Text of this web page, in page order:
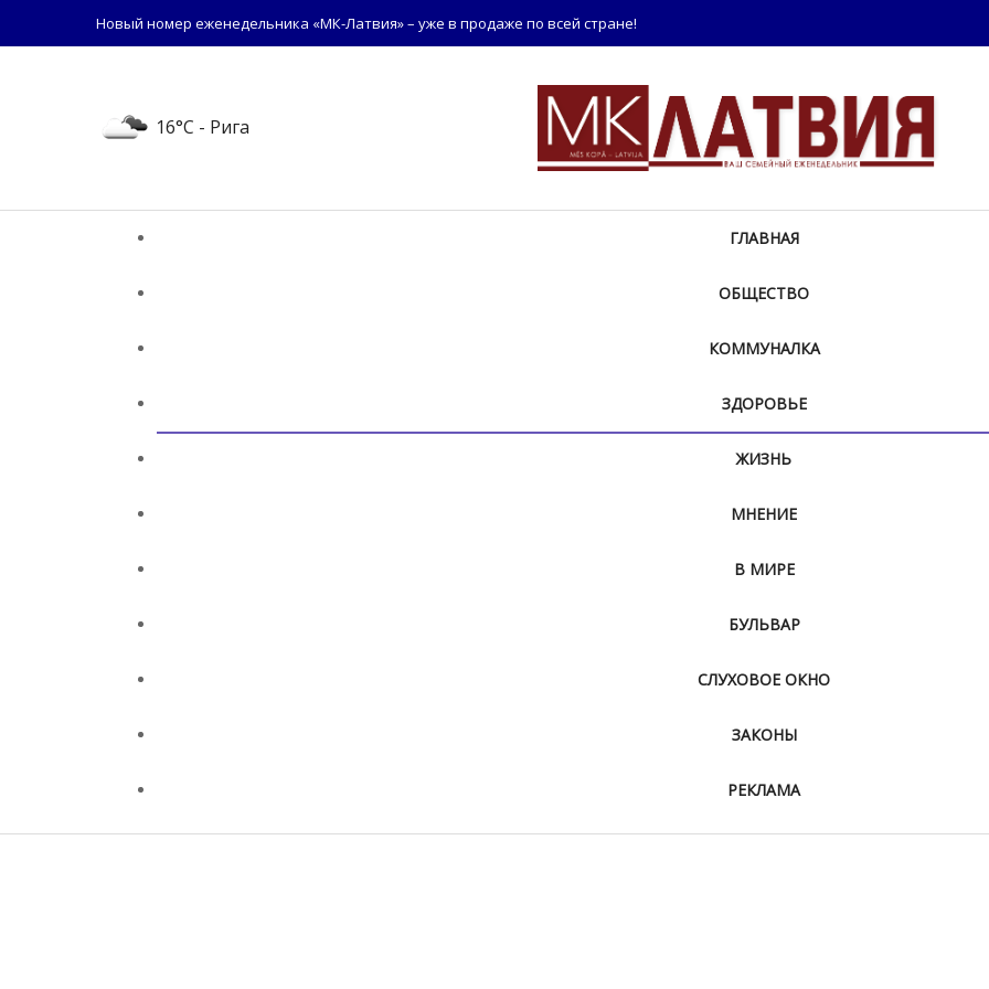
Новый номер еженедельника «МК-Латвия» – уже в продаже по всей стране!
16°C - Рига
ГЛАВНАЯ
ОБЩЕСТВО
КОММУНАЛКА
ЗДОРОВЬЕ
ЖИЗНЬ
МНЕНИЕ
В МИРЕ
БУЛЬВАР
СЛУХОВОЕ ОКНО
ЗАКОНЫ
РЕКЛАМА